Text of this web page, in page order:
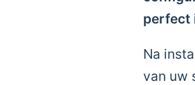
perfect
Na
van uw